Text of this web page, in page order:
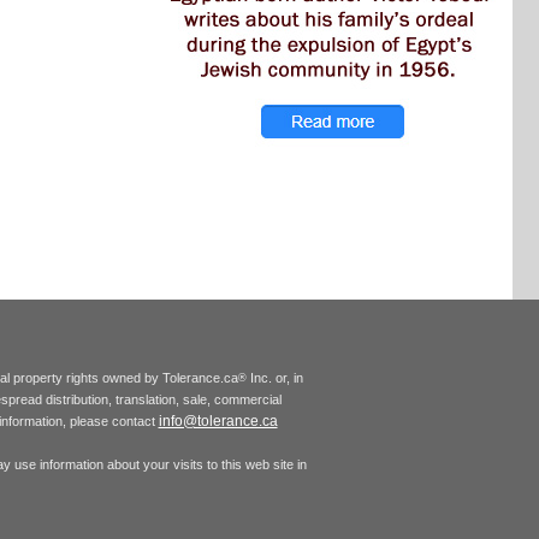
property rights owned by Tolerance.ca® Inc. or, in
distribution, translation, sale, commercial
please contact info@tolerance.ca
use information about your visits to this web site in